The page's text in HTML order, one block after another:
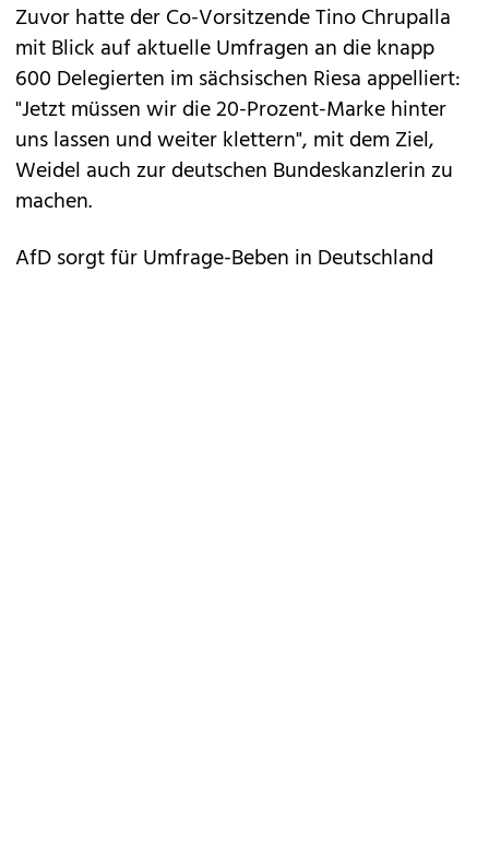
Zuvor hatte der Co-Vorsitzende Tino Chrupalla
mit Blick auf aktuelle Umfragen an die knapp
600 Delegierten im sächsischen Riesa appelliert:
"Jetzt müssen wir die 20-Prozent-Marke hinter
uns lassen und weiter klettern", mit dem Ziel,
Weidel auch zur deutschen Bundeskanzlerin zu
machen.
AfD sorgt für Umfrage-Beben in Deutschland